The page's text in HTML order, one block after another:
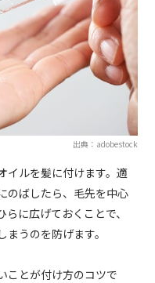
出典：adobestock
イルを髪に付けます。適
のばしたら、毛先を中心
に広げておくことで、
うのを防げます。
ことが付け方のコツで